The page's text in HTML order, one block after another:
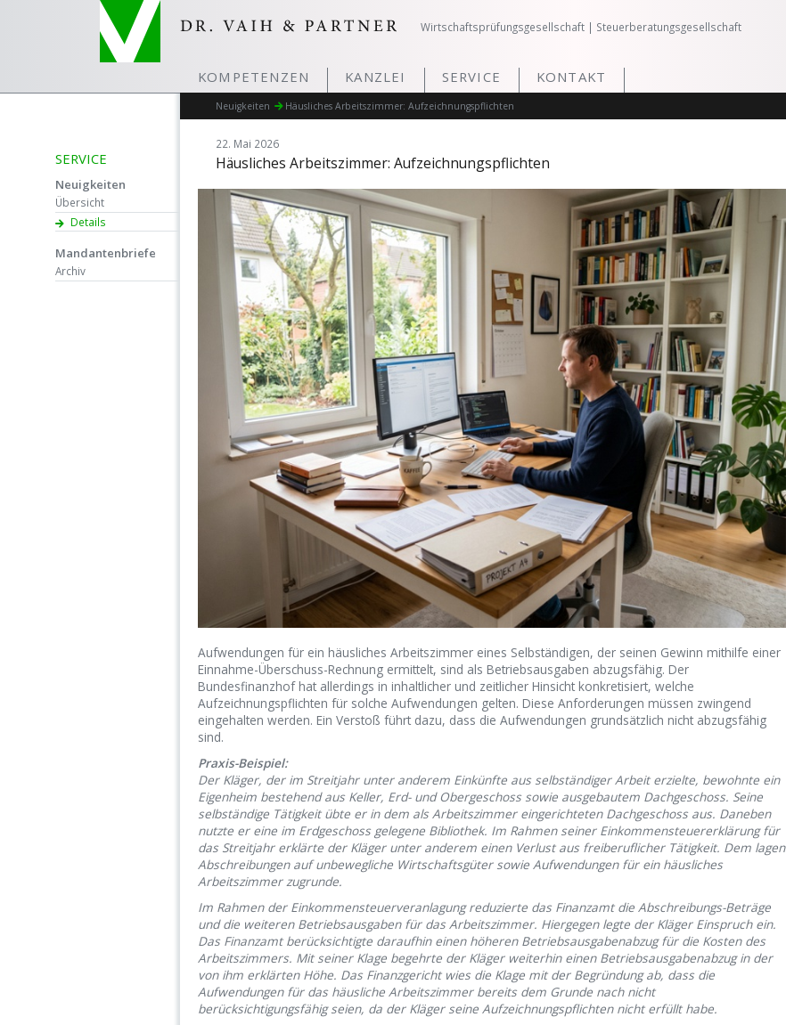
Wirtschaftsprüfungsgesellschaft | Steuerberatungsgesellschaft
KOMPETENZEN KANZLEI SERVICE KONTAKT
Neuigkeiten Häusliches Arbeitszimmer: Aufzeichnungspflichten
SERVICE
Neuigkeiten
Übersicht
Details
Mandantenbriefe
Archiv
22. Mai 2026
Häusliches Arbeitszimmer: Aufzeichnungspflichten
Aufwendungen für ein häusliches Arbeitszimmer eines Selbständigen, der seinen Gewinn mithilfe einer
Einnahme-Überschuss-Rechnung ermittelt, sind als Betriebsausgaben abzugsfähig. Der
Bundesfinanzhof hat allerdings in inhaltlicher und zeitlicher Hinsicht konkretisiert, welche
Aufzeichnungspflichten für solche Aufwendungen gelten. Diese Anforderungen müssen zwingend
eingehalten werden. Ein Verstoß führt dazu, dass die Aufwendungen grundsätzlich nicht abzugsfähig
sind.
Praxis-Beispiel:
Der Kläger, der im Streitjahr unter anderem Einkünfte aus selbständiger Arbeit erzielte, bewohnte ein
Eigenheim bestehend aus Keller, Erd- und Obergeschoss sowie ausgebautem Dachgeschoss. Seine
selbständige Tätigkeit übte er in dem als Arbeitszimmer eingerichteten Dachgeschoss aus. Daneben
nutzte er eine im Erdgeschoss gelegene Bibliothek. Im Rahmen seiner Einkommensteuererklärung für
das Streitjahr erklärte der Kläger unter anderem einen Verlust aus freiberuflicher Tätigkeit. Dem lagen
Abschreibungen auf unbewegliche Wirtschaftsgüter sowie Aufwendungen für ein häusliches
Arbeitszimmer zugrunde.
Im Rahmen der Einkommensteuerveranlagung reduzierte das Finanzamt die Abschreibungs-Beträge
und die weiteren Betriebsausgaben für das Arbeitszimmer. Hiergegen legte der Kläger Einspruch ein.
Das Finanzamt berücksichtigte daraufhin einen höheren Betriebsausgabenabzug für die Kosten des
Arbeitszimmers. Mit seiner Klage begehrte der Kläger weiterhin einen Betriebsausgabenabzug in der
von ihm erklärten Höhe. Das Finanzgericht wies die Klage mit der Begründung ab, dass die
Aufwendungen für das häusliche Arbeitszimmer bereits dem Grunde nach nicht
berücksichtigungsfähig seien, da der Kläger seine Aufzeichnungspflichten nicht erfüllt habe.